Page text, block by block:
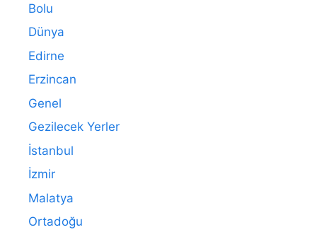
Bolu
Dünya
Edirne
Erzincan
Genel
Gezilecek Yerler
İstanbul
İzmir
Malatya
Ortadoğu